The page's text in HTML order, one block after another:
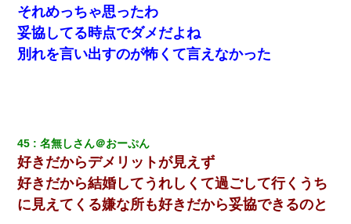
それめっちゃ思ったわ
妥協してる時点でダメだよね
別れを言い出すのが怖くて言えなかった
45 名無しさん＠おーぷん
好きだからデメリットが見えず
好きだから結婚してうれしくて過ごして行くうち
に見えてくる嫌な所も好きだから妥協できるのと